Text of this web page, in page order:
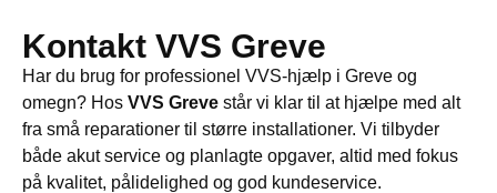
Kontakt VVS Greve
Har du brug for professionel VVS-hjælp i Greve og
omegn? Hos VVS Greve står vi klar til at hjælpe med alt
fra små reparationer til større installationer. Vi tilbyder
både akut service og planlagte opgaver, altid med fokus
på kvalitet, pålidelighed og god kundeservice.